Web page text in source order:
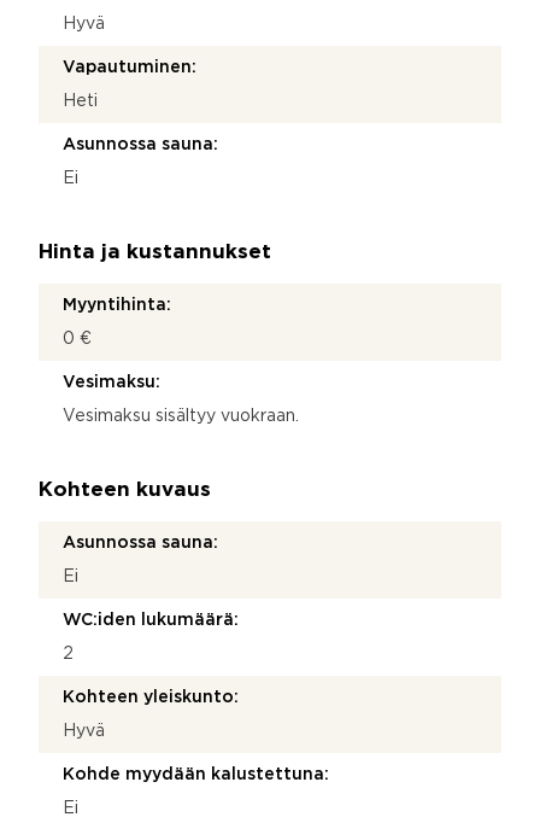
Hyvä
Vapautuminen:
Heti
Asunnossa sauna:
Ei
Hinta ja kustannukset
Myyntihinta:
0 €
Vesimaksu:
Vesimaksu sisältyy vuokraan.
Kohteen kuvaus
Asunnossa sauna:
Ei
WC:iden lukumäärä:
2
Kohteen yleiskunto:
Hyvä
Kohde myydään kalustettuna:
Ei